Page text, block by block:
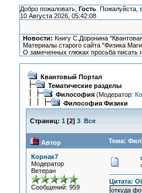
Добро пожаловать, Гость. Пожалуйста,
10 Августа 2026, 05:42:08
Новости: Книгу С.Доронина
Материалы старого сайта "Физика
О замеченных глюках просьба писать
Квантовый Портал
Тематические разделы
Философия(Модератор:
Философия Физики
Страниц: 1 [2] 3 Все
Автор Тема:
Корнак7
Модератор
Ветеран
Сообщений: 959
Цитата:
откуда